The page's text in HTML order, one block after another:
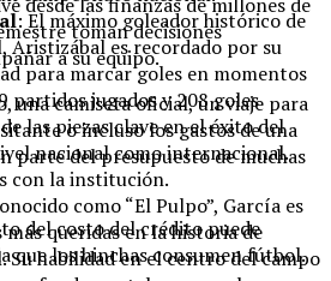
: El máximo goleador histórico de
Aristizábal es recordado por su
para marcar goles en momentos
partidos jugados y 208 goles
las piezas clave en el éxito del
nacional como internacional.
con la institución.
como “El Pulpo”, García es
queridas en la historia de
Su habilidad en el centro del campo
toman decisiones
a su equipo.
una camiseta oficial, un viaje para
o incluso los gastos de una
parte del presupuesto de muchas
del costo del crédito puede
que los hinchas consumen fútbol.